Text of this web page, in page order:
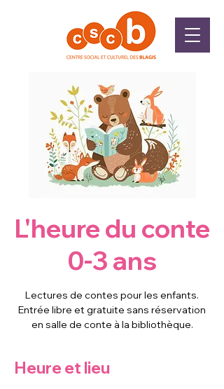
L'heure du conte
0-3 ans
Lectures de contes pour les enfants.
Entrée libre et gratuite sans réservation
en salle de conte à la bibliothèque.
Heure et lieu